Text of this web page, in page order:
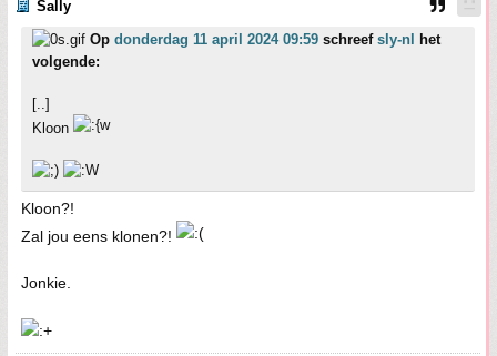
Sally
Op donderdag 11 april 2024 09:59 schreef sly-nl
het
volgende:
[..]
Kloon
Kloon?!
Zal jou eens klonen?!
Jonkie.